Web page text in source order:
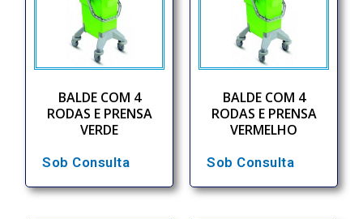
BALDE COM 4
RODAS E PRENSA
VERDE
Sob Consulta
BALDE COM 4
RODAS E PRENSA
VERMELHO
Sob Consulta